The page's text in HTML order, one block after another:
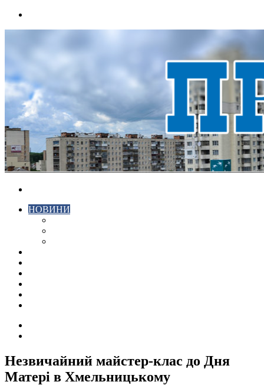
НОВИНИ
Незвичайний майстер-клас до Дня
Матері в Хмельницькому